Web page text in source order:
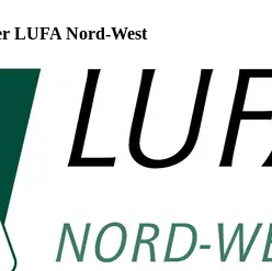
LUFA Nord-West